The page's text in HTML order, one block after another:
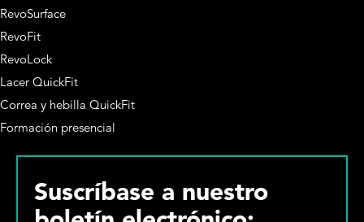
RevoSurface
RevoFit
RevoLock
Lacer QuickFit
Correa y hebilla QuickFit
Formación presencial
Suscríbase a nuestro